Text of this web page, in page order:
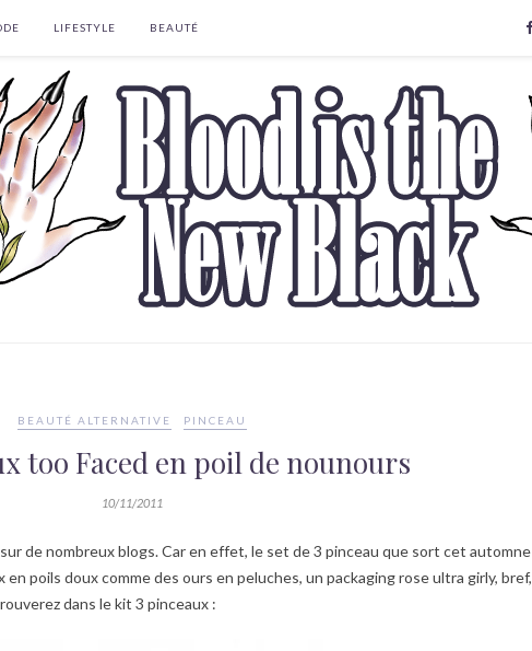
LIFESTYLE BEAUTÉ
BEAUTÉ ALTERNATIVE PINCEAU
too Faced en poil de nounours
10/11/2011
de nombreux blogs. Car en effet, le set de 3 pinceau que sort cet automne
poils doux comme des ours en peluches, un packaging rose ultra girly, bref,
dans le kit 3 pinceaux :